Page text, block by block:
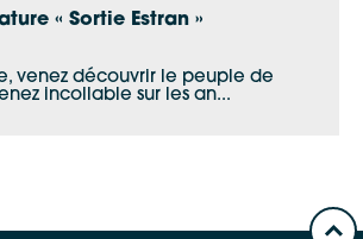
« Sortie Estran »
venez découvrir le peuple de
incollable sur les an...